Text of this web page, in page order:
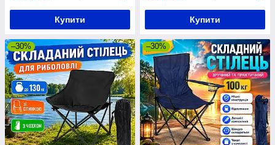
Купити Купити
–30% –30%